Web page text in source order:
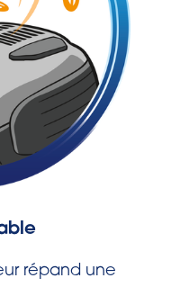
répand une